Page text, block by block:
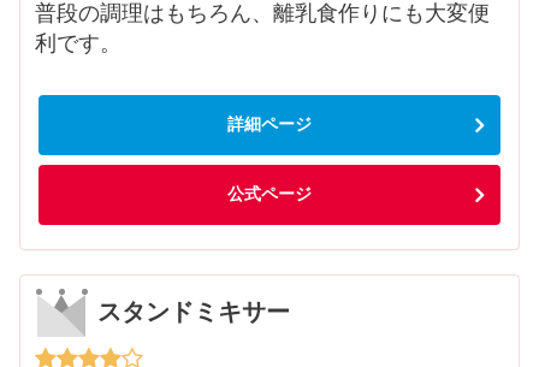
普段の調理はもちろん、離乳食作りにも大変便
利です。
詳細ページ
公式ページ
スタンドミキサー